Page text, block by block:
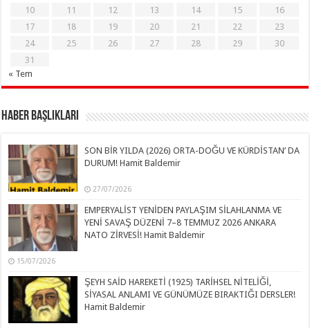
10
11 12 13 14 15
16
17
18 19 20 21 22
23
24
25 26 27 28 29
30
31
« Tem
Haber Başlıkları
SON BİR YILDA (2026) ORTA-DOĞU VE KÜRDİSTAN’ DA
DURUM! Hamit Baldemir
27/07/2026
EMPERYALİST YENİDEN PAYLAŞIM SİLAHLANMA VE
YENİ SAVAŞ DÜZENİ 7–8 TEMMUZ 2026 ANKARA
NATO ZİRVESİ! Hamit Baldemir
15/07/2026
ŞEYH SAİD HAREKETİ (1925) TARİHSEL NİTELİĞİ,
SİYASAL ANLAMI VE GÜNÜMÜZE BIRAKTIĞI DERSLER!
Hamit Baldemir